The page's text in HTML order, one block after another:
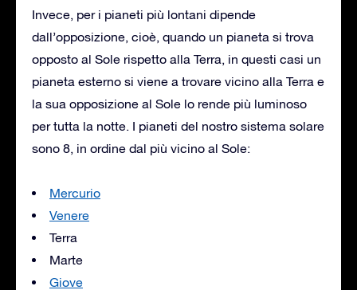
Invece, per i pianeti più lontani dipende
dall’opposizione, cioè, quando un pianeta si trova
opposto al Sole rispetto alla Terra, in questi casi un
pianeta esterno si viene a trovare vicino alla Terra e
la sua opposizione al Sole lo rende più luminoso
per tutta la notte. I pianeti del nostro sistema solare
sono 8, in ordine dal più vicino al Sole:
Mercurio
Venere
Terra
Marte
Giove